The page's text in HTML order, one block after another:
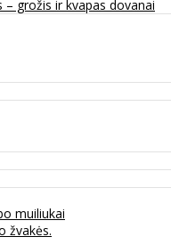
grožis ir kvapas dovanai
muiliukai
žvakės.